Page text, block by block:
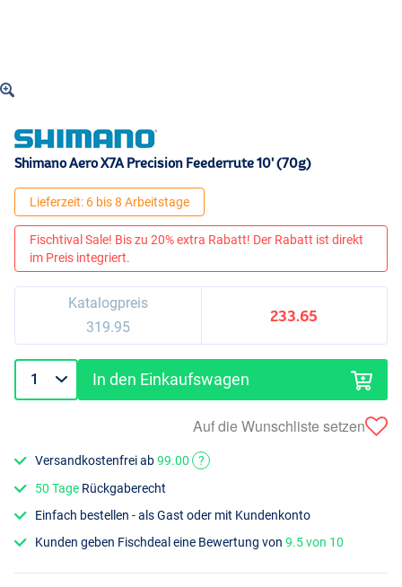
Shimano Aero X7A Precision Feederrute 10' (70g)
Lieferzeit: 6 bis 8 Arbeitstage
Fischtival Sale! Bis zu 20% extra Rabatt! Der Rabatt ist direkt
im Preis integriert.
Katalogpreis
319.95
233.65
In den Einkaufswagen
Auf die Wunschliste setzen
Versandkostenfrei ab99.00
?
50 Tage Rückgaberecht
Einfach bestellen - als Gast oder mit Kundenkonto
Kunden geben Fischdeal eine Bewertung von9.5 von 10